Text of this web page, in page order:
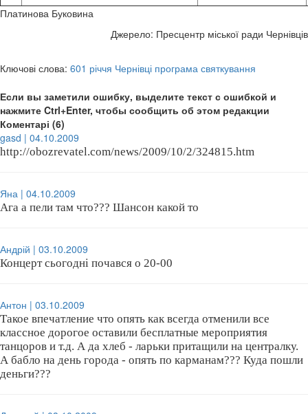
Платинова Буковина
Джерело: Пресцентр міської ради Чернівців
Ключові слова: 601 річчя Чернівці програма святкування
Если вы заметили ошибку, выделите текст с ошибкой и
нажмите Ctrl+Enter, чтобы сообщить об этом редакции
Коментарі (6)
gasd | 04.10.2009
http://obozrevatel.com/news/2009/10/2/324815.htm
Яна | 04.10.2009
Ага а пели там что??? Шансон какой то
Андрій | 03.10.2009
Концерт сьогодні почався о 20-00
Антон | 03.10.2009
Такое впечатление что опять как всегда отменили все
классное дорогое оставили бесплатные мероприятия
танцоров и т.д. А да хлеб - ларьки притащили на централку.
А бабло на день города - опять по карманам??? Куда пошли
деньги???